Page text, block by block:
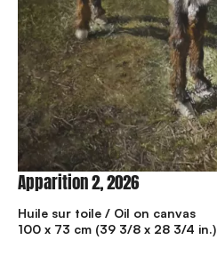
Apparition 2, 2026
Huile sur toile / Oil on canvas
100 x 73 cm (39 3/8 x 28 3/4 in.)